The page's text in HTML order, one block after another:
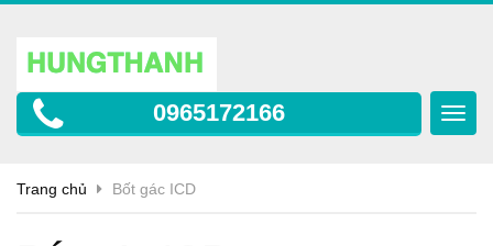
0965172166
Trang chủ Bốt gác ICD